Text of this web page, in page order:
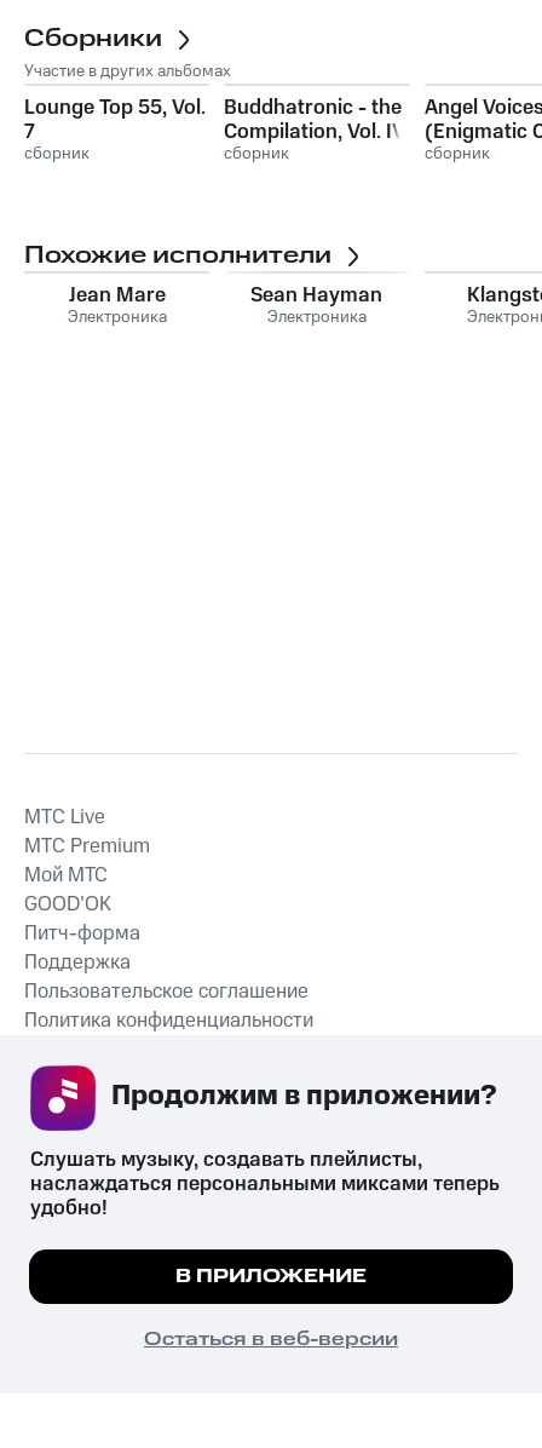
Сборники
Участие в других альбомах
Lounge Top 55, Vol.
7
сборник
Buddhatronic - the
Compilation, Vol. IV
(Best of Mystic Bar
сборник
Angel
(Enigmatic
and Mystic
сборник
Похожие исполнители
Jean Mare
Электроника
Sean Hayman
Электроника
СКАЧАТЬ ПРИЛОЖЕНИЕ
MTС Live
MTС Premium
Мой МТС
GOOD’OK
Питч-форма
Поддержка
Пользовательское соглашение
Политика конфиденциальности
психотропных веществ, их аналогов причиняет вред здоровью,
их незаконный оборот запрещён и влечёт установленную
законодательством ответственность.
© 2026 ООО «КИОН».
Все права защищены
Мы используем куки, чтобы на сайте все
Подробнее
ПОНЯТНО
Слушать музыку, создавать плейлисты,
наслаждаться персональными миксами теперь
удобно!
В ПРИЛОЖЕНИЕ
Остаться в веб-версии